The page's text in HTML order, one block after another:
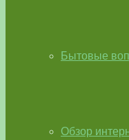
Бытовые
Обзор